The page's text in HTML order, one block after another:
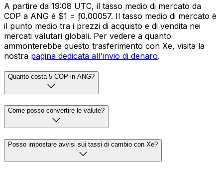
A partire da 19:08 UTC, il tasso medio di mercato da
COP a ANG è $1 = ƒ0.00057. Il tasso medio di mercato è
il punto medio tra i prezzi di acquisto e di vendita nei
mercati valutari globali. Per vedere a quanto
ammonterebbe questo trasferimento con Xe, visita la
nostra pagina dedicata all'invio di denaro.
Quanto costa 5 COP in ANG?
Come posso convertire le valute?
Posso impostare avvisi sui tassi di cambio con Xe?